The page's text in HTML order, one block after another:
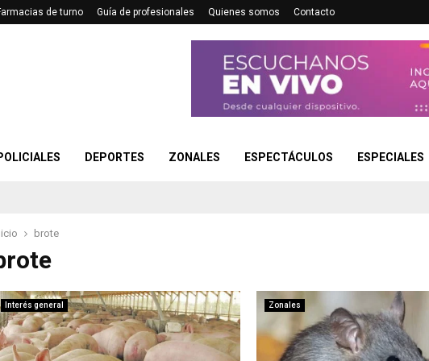
de turno Guía de profesionales Quienes somos Contacto
DEPORTES ZONALES ESPECTÁCULOS ESPECIALES
brote
Interés general Zonales